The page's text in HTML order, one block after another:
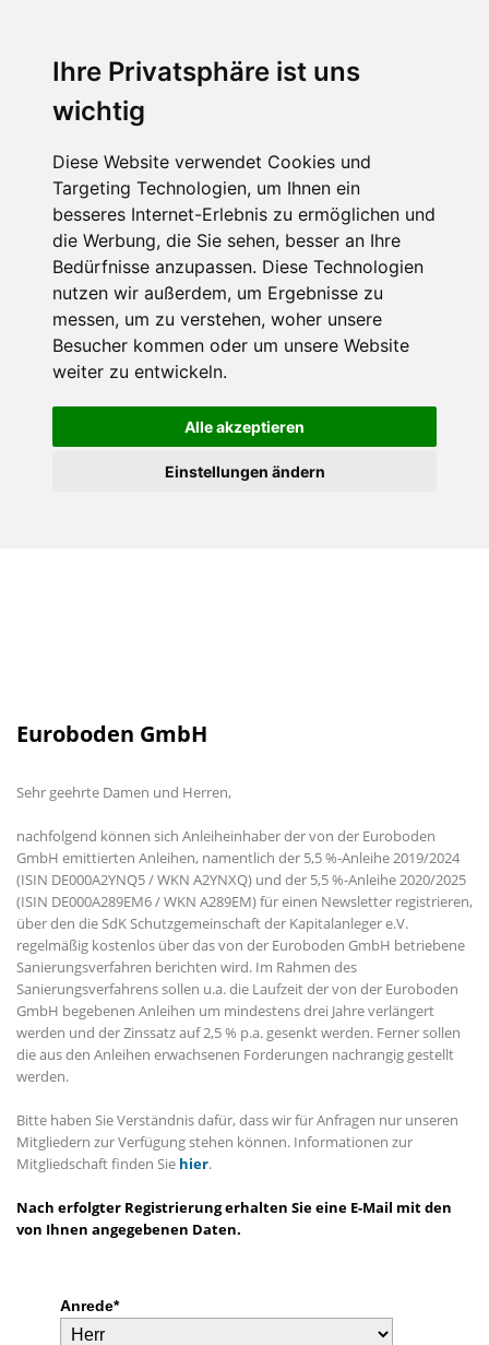
Ihre Privatsphäre ist uns
wichtig
Diese Website verwendet Cookies und
Targeting Technologien, um Ihnen ein
besseres Internet-Erlebnis zu ermöglichen und
die Werbung, die Sie sehen, besser an Ihre
Bedürfnisse anzupassen. Diese Technologien
nutzen wir außerdem, um Ergebnisse zu
messen, um zu verstehen, woher unsere
Besucher kommen oder um unsere Website
weiter zu entwickeln.
Alle akzeptieren
Einstellungen ändern
Euroboden GmbH
Sehr geehrte Damen und Herren,
nachfolgend können sich Anleiheinhaber der von der Euroboden
GmbH emittierten Anleihen, namentlich der 5,5 %-Anleihe 2019/2024
(ISIN DE000A2YNQ5 / WKN A2YNXQ) und der 5,5 %-Anleihe 2020/2025
(ISIN DE000A289EM6 / WKN A289EM) für einen Newsletter registrieren,
über den die SdK Schutzgemeinschaft der Kapitalanleger e.V.
regelmäßig kostenlos über das von der Euroboden GmbH betriebene
Sanierungsverfahren berichten wird. Im Rahmen des
Sanierungsverfahrens sollen u.a. die Laufzeit der von der Euroboden
GmbH begebenen Anleihen um mindestens drei Jahre verlängert
werden und der Zinssatz auf 2,5 % p.a. gesenkt werden. Ferner sollen
die aus den Anleihen erwachsenen Forderungen nachrangig gestellt
werden.
Bitte haben Sie Verständnis dafür, dass wir für Anfragen nur unseren
Mitgliedern zur Verfügung stehen können. Informationen zur
Mitgliedschaft finden Sie hier.
Nach erfolgter Registrierung erhalten Sie eine E-Mail mit den
von Ihnen angegebenen Daten.
Anrede*